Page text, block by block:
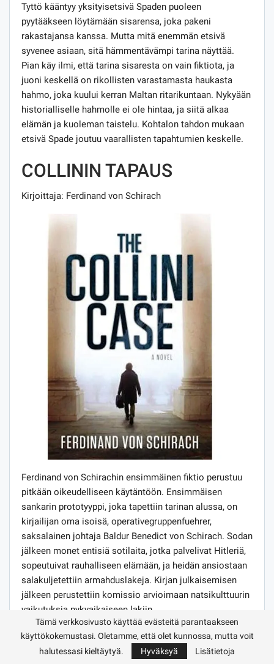
Tyttö kääntyy yksityisetsivä Spaden puoleen
pyytääkseen löytämään sisarensa, joka pakeni
rakastajansa kanssa. Mutta mitä enemmän etsivä
syvenee asiaan, sitä hämmentävämpi tarina näyttää.
Pian käy ilmi, että tarina sisaresta on vain fiktiota, ja
juoni keskellä on rikollisten varastamasta haukasta
hahmo, joka kuului kerran Maltan ritarikuntaan. Nykyään
historialliselle hahmolle ei ole hintaa, ja siitä alkaa
elämän ja kuoleman taistelu. Kohtalon tahdon mukaan
etsivä Spade joutuu vaarallisten tapahtumien keskelle.
COLLININ TAPAUS
Kirjoittaja: Ferdinand von Schirach
Ferdinand von Schirachin ensimmäinen fiktio perustuu
pitkään oikeudelliseen käytäntöön. Ensimmäisen
sankarin prototyyppi, joka tapettiin tarinan alussa, on
kirjailijan oma isoisä, operativegruppenfuehrer,
saksalainen johtaja Baldur Benedict von Schirach. Sodan
jälkeen monet entisiä sotilaita, jotka palvelivat Hitleriä,
sopeutuivat rauhalliseen elämään, ja heidän ansiostaan ​​
salakuljetettiin armahduslakeja. Kirjan julkaisemisen
jälkeen perustettiin komissio arvioimaan natsikulttuurin
vaikutuksia nykyaikaiseen lakiin.
Tarina pyörii hyväntahtoisen miehen kuoleman ympärillä
melko vanhana. Tappaja – italialainen Collini – on hiljaa
Tämä verkkosivusto käyttää evästeitä parantaakseen
käyttökokemustasi. Oletamme, että olet kunnossa, mutta voit
halutessasi kieltäytyä.
Hyväksyä Lisätietoja